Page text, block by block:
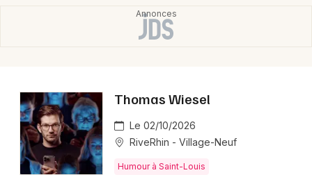
Thomas Wiesel
Le 02/10/2026
RiveRhin - Village-Neuf
Humour à Saint-Louis